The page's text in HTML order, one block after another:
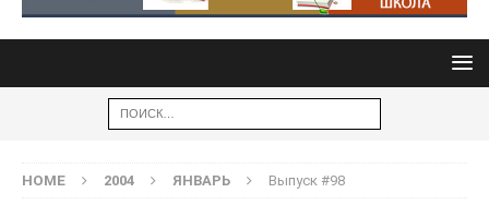
HOME 2004 ЯНВАРЬ Выпуск #98